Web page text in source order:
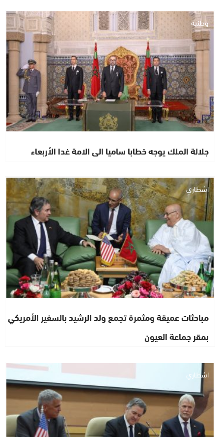
وطنية
جلالة الملك يوجه خطابا ساميا الى الامة غدا الأربعاء
اشطاري
مباحثات عميقة ومثمرة تجمع ولد الرشيد بالسفير الأمريكي
بمقر جماعة العيون
اشطاري